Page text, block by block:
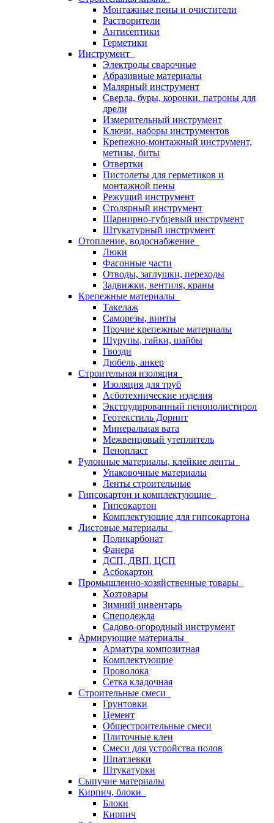
Монтажные пены и очистители
Растворители
Антисептики
Герметики
Инструмент
Электроды сварочные
Абразивные материалы
Малярный инструмент
Сверла, буры, коронки. патроны для
дрели
Измерительный инструмент
Ключи, наборы инструментов
Крепежно-монтажный инструмент,
метизы, биты
Отвертки
Пистолеты для герметиков и
монтажной пены
Режущий инструмент
Столярный инструмент
Шарнирно-губцевый инструмент
Штукатурный инструмент
Отопление, водоснабжение
Люки
Фасонные части
Отводы, заглушки, переходы
Задвижки, вентиля, краны
Крепежные материалы
Такелаж
Саморезы, винты
Прочие крепежные материалы
Шурупы, гайки, шайбы
Гвозди
Дюбель, анкер
Строительная изоляция
Изоляция для труб
Асботехнические изделия
Экструдированный пенополистирол
Геотекстиль Дорнит
Минеральная вата
Межвенцовый утеплитель
Пенопласт
Рулонные материалы, клейкие ленты
Упаковочные материалы
Ленты строительные
Гипсокартон и комплектующие
Гипсокартон
Комплектующие для гипсокартона
Листовые материалы
Поликарбонат
Фанера
ДСП, ДВП, ЦСП
Асбокартон
Промышленно-хозяйственные товары
Хозтовары
Зимний инвентарь
Спецодежда
Садово-огородный инструмент
Армирующие материалы
Арматура композитная
Комплектующие
Проволока
Сетка кладочная
Строительные смеси
Грунтовки
Цемент
Общестроительные смеси
Плиточные клеи
Смеси для устройства полов
Шпатлевки
Штукатурки
Сыпучие материалы
Кирпич, блоки
Блоки
Кирпич